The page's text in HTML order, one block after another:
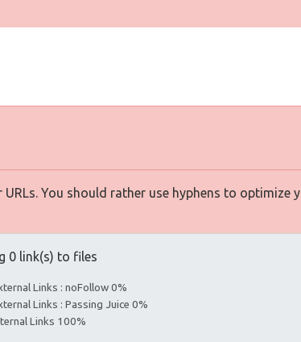
You should rather use hyphens to optimize
0 link(s) to files
Links : noFollow 0%
Links : Passing Juice 0%
Links 100%